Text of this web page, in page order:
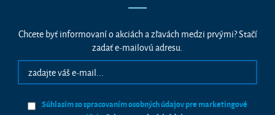
Chcete byť informovaní o akciách a zľavách medzi prvými? Stačí
zadať e-mailovú adresu.
Súhlasím so spracovaním osobných údajov pre marketingové